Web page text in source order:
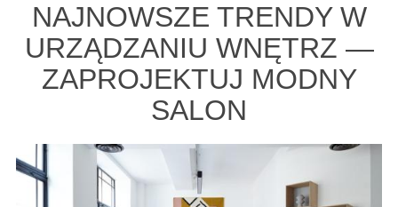
NAJNOWSZE TRENDY W
URZĄDZANIU WNĘTRZ —
ZAPROJEKTUJ MODNY
SALON